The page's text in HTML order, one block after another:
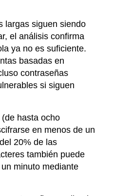
largas siguen siendo
el análisis confirma
ya no es suficiente.
basadas en
contraseñas
si siguen
hasta ocho
en menos de un
20% de las
también puede
minuto mediante